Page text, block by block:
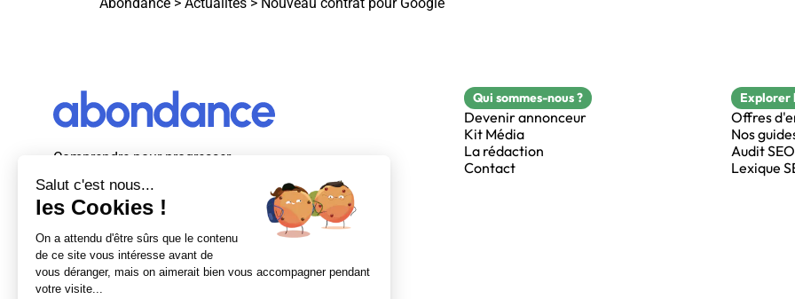
Comprendre pour progresser
Abondance, le premier média d’actualité
autour du SEO et des moteurs de recherche
en France.
Qui sommes-nous ?
Devenir annonceur
Kit Média
La rédaction
Contact
Explorer
Offres
Nos
Audit SEO
Lexique